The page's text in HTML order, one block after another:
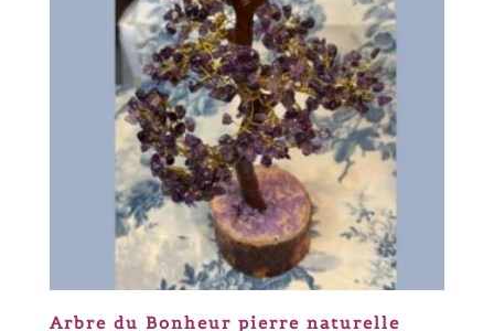
Arbre du Bonheur pierre naturelle